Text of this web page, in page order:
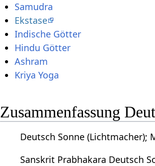
Samudra
Ekstase
Indische Götter
Hindu Götter
Ashram
Kriya Yoga
Zusammenfassung
Deutsch Sonne (Lichtmacher);
Sanskrit Prabhakara Deutsch